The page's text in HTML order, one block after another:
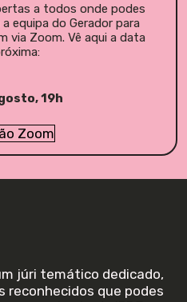
a todos onde podes
equipa do Gerador para
via Zoom. Vê aqui a data
19h
Zoom
júri temático dedicado,
reconhecidos que podes